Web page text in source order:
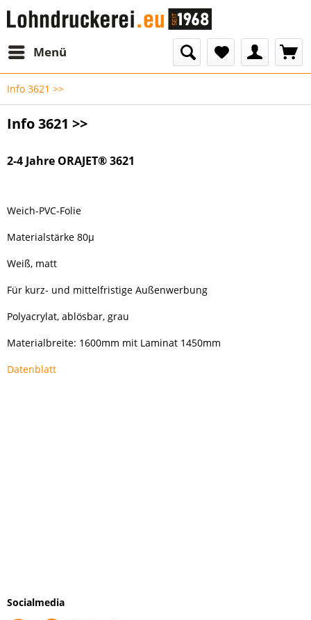
Menü
Info 3621 >>
Info 3621 >>
2-4 Jahre ORAJET®3621
Weich-PVC-Folie
Materialstärke 80µ
Weiß, matt
Für kurz- und mittelfristige Außenwerbung
Polyacrylat, ablösbar, grau
Materialbreite: 1600mm mit Laminat 1450mm
Datenblatt
Socialmedia